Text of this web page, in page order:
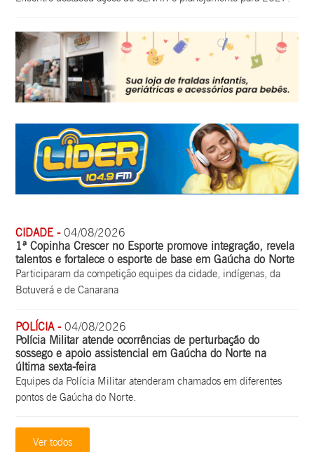
CIDADE -04/08/2026
1ª Copinha Crescer no Esporte promove integração, revela
talentos e fortalece o esporte de base em Gaúcha do Norte
Participaram da competição equipes da cidade, indígenas, da
Botuverá e de Canarana
POLÍCIA -04/08/2026
Polícia Militar atende ocorrências de perturbação do
sossego e apoio assistencial em Gaúcha do Norte na
última sexta-feira
Equipes da Polícia Militar atenderam chamados em diferentes
pontos de Gaúcha do Norte.
Ver todos